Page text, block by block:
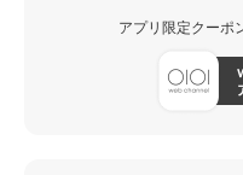
アプリ限定クーポ